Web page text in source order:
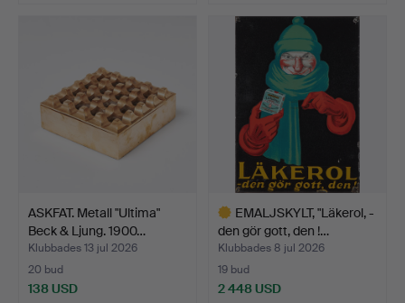
ASKFAT. Metall "Ultima"
Beck & Ljung. 1900…
Klubbades 13 jul 2026
20 bud
138 USD
EMALJSKYLT, "Läkerol, -
den gör gott, den !…
Klubbades 8 jul 2026
19 bud
2 448 USD